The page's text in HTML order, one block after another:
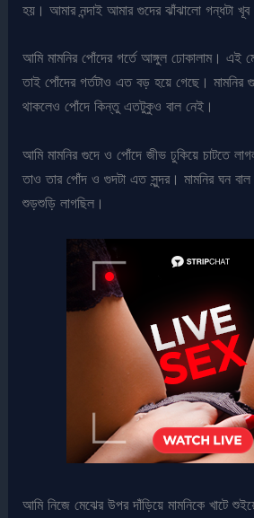
হয়। আমার নন্দাই আমার গুদের ঝাঁঝালো গন্ধটা
আমি মামনির পোঁদের গর্তে আঙ্গুল ঢোকালাম। এই
তাই পোঁদের গর্তটাও এত বড় হয়ে গেছে। মামনির
থাকলেও পোঁদে কিন্তু এতটুকুও বাল নেই।
আমি মামনির গুদে ও পোঁদে জীভ ঢুকিয়ে চাটতে
তাও তার পোঁদ ও গুদটা এত সুন্দর। মামনির ঘন
শুড়শুড়ি লাগছিল।
আমি নিজে মেঝের উপর দাঁড়িয়ে মামনিকে খাটে